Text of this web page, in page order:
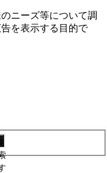
ニーズ等について調
を表⽰する⽬的で